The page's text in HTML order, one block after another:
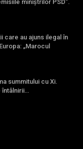
miniștrilor PSD”.
care au ajuns ilegal în
„Marocul
summitului cu Xi.
întâlnirii…